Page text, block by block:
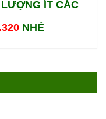
ÍT CÁC
NHÉ